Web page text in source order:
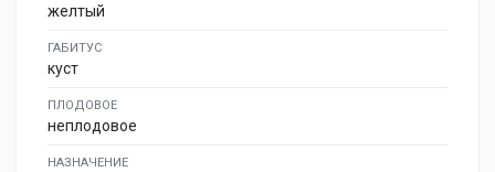
желтый
ГАБИТУС
куст
ПЛОДОВОЕ
неплодовое
НАЗНАЧЕНИЕ